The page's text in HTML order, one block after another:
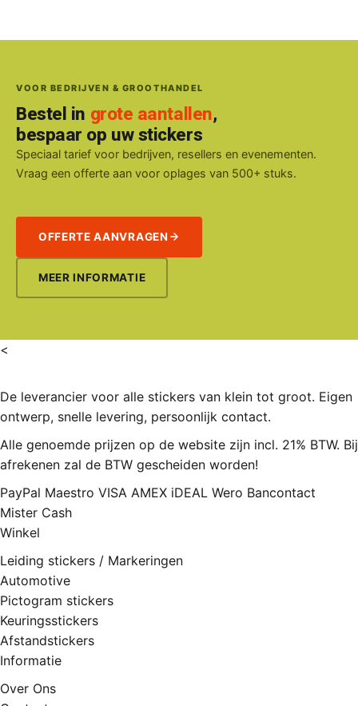
VOOR BEDRIJVEN & GROOTHANDEL
Bestel in grote aantallen,
bespaar op uw stickers
Speciaal tarief voor bedrijven, resellers en evenementen.
Vraag een offerte aan voor oplages van 500+ stuks.
OFFERTE AANVRAGEN
MEER INFORMATIE
<
De leverancier voor alle stickers van klein tot groot. Eigen
ontwerp, snelle levering, persoonlijk contact.
Alle genoemde prijzen op de website zijn incl. 21% BTW. Bij
afrekenen zal de BTW gescheiden worden!
PayPal Maestro VISA AMEX iDEAL Wero Bancontact
Mister Cash
Winkel
Leiding stickers / Markeringen
Automotive
Pictogram stickers
Keuringsstickers
Afstandstickers
Informatie
Over Ons